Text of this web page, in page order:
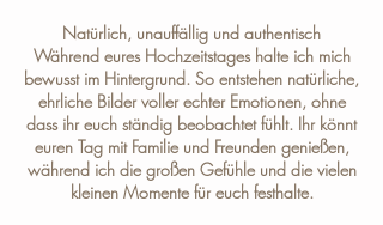
Natürlich, unauffällig und authentisch
Während eures Hochzeitstages halte ich mich
bewusst im Hintergrund. So entstehen natürliche,
ehrliche Bilder voller echter Emotionen, ohne
dass ihr euch ständig beobachtet fühlt. Ihr könnt
euren Tag mit Familie und Freunden genießen,
während ich die großen Gefühle und die vielen
kleinen Momente für euch festhalte.